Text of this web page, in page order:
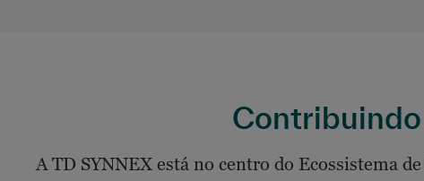
A TD SYNNEX está no centro do Ecossistema